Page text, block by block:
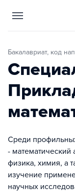
Бакалавриат, код
Среди
- математический
физика, химия, а
изучение
научных